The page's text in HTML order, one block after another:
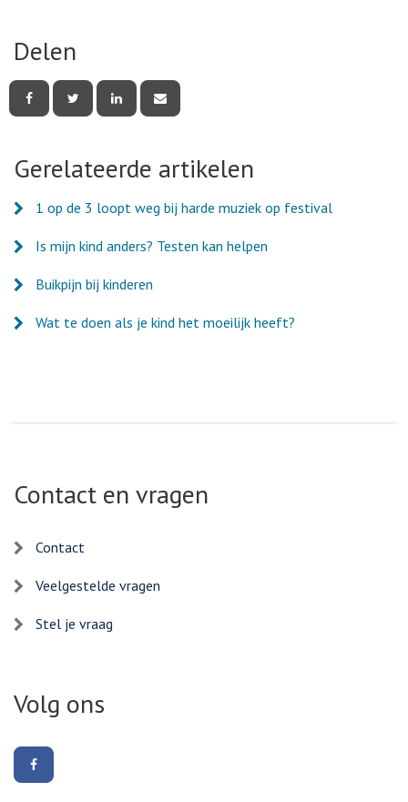
Delen
deze deze deze deze
mail
Gerelateerde artikelen
1 op de 3 loopt weg bij harde muziek op festival
Is mijn kind anders? Testen kan helpen
Buikpijn bij kinderen
Wat te doen als je kind het moeilijk heeft?
Contact en vragen
Contact
Veelgestelde vragen
Stel je vraag
Volg ons
ons